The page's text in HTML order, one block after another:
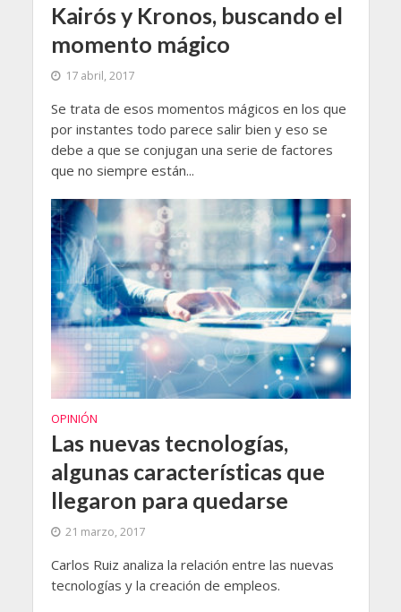
Kairós y Kronos, buscando el
momento mágico
17 abril, 2017
Se trata de esos momentos mágicos en los que
por instantes todo parece salir bien y eso se
debe a que se conjugan una serie de factores
que no siempre están...
OPINIÓN
Las nuevas tecnologías,
algunas características que
llegaron para quedarse
21 marzo, 2017
Carlos Ruiz analiza la relación entre las nuevas
tecnologías y la creación de empleos.